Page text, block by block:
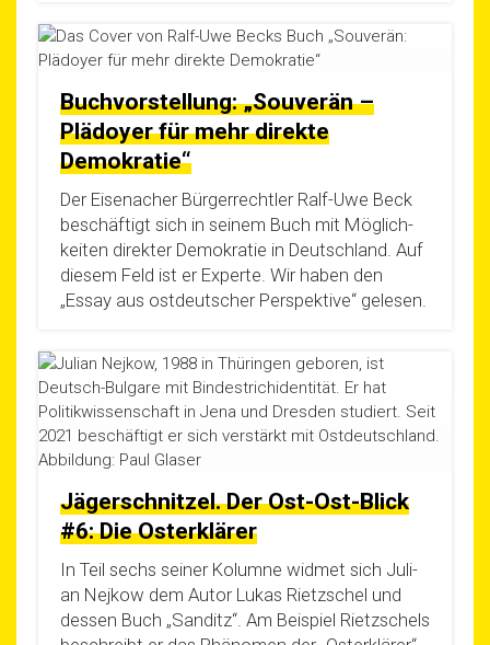
Buchvorstellung: „Souverän –
Plädoyer für mehr direkte
Demokratie“
Der Eisen­acher Bür­ger­recht­ler Ralf-Uwe Beck
beschäf­tigt sich in sei­nem Buch mit Mög­lich­
kei­ten direk­ter Demo­kra­tie in Deutsch­land. Auf
die­sem Feld ist er Exper­te. Wir haben den
„Essay aus ost­deut­scher Per­spek­ti­ve“ gelesen.
Jägerschnitzel. Der Ost-Ost-Blick
#6: Die Osterklärer
In Teil sechs sei­ner Kolum­ne wid­met sich Juli­
an Nej­kow dem Autor Lukas Rietz­schel und
des­sen Buch „San­ditz“. Am Bei­spiel Rietz­schels